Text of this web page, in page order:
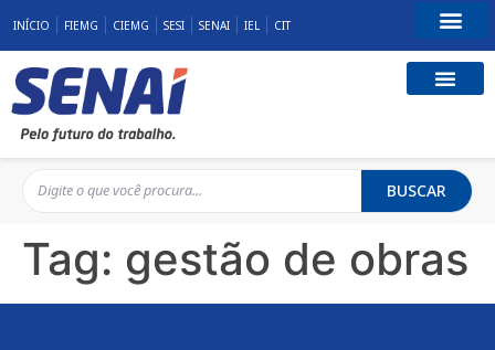
INÍCIO FIEMG CIEMG SESI SENAI IEL CIT
BUSCAR
Tag: gestão de obras